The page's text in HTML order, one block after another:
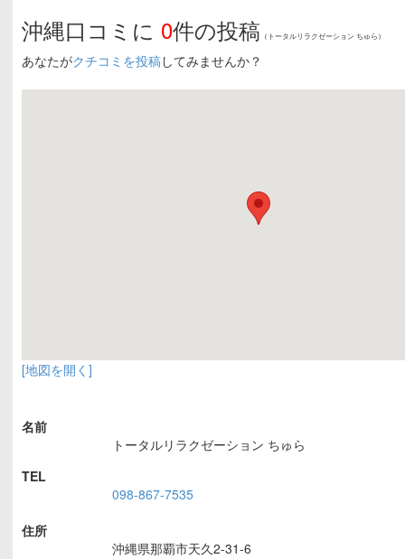
沖縄口コミに 0件の投稿 （トータルリラクゼーション ちゅら）
あなたがクチコミを投稿してみませんか？
[地図を開く]
名前
トータルリラクゼーション ちゅら
TEL
098-867-7535
住所
沖縄県那覇市天久2-31-6